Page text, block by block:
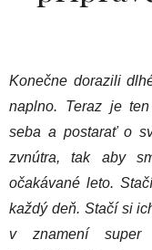
Konečne dorazili
naplno. Teraz je
seba a postarať o
zvnútra, tak aby
očakávané leto.
každý deň. Stačí si
v znamení